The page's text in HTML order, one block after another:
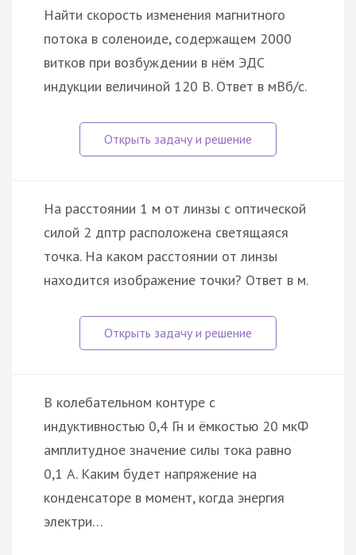
Найти скорость изменения магнитного
потока в соленоиде, содержащем 2000
витков при возбуждении в нём ЭДС
индукции величиной 120 В. Ответ в мВб/с.
На расстоянии 1 м от линзы с оптической
силой 2 дптр расположена светящаяся
точка. На каком расстоянии от линзы
находится изображение точки? Ответ в м.
В колебательном контуре с
индуктивностью 0,4 Гн и ёмкостью 20 мкФ
амплитудное значение силы тока равно
0,1 А. Каким будет напряжение на
конденсаторе в момент, когда энергия
электри…